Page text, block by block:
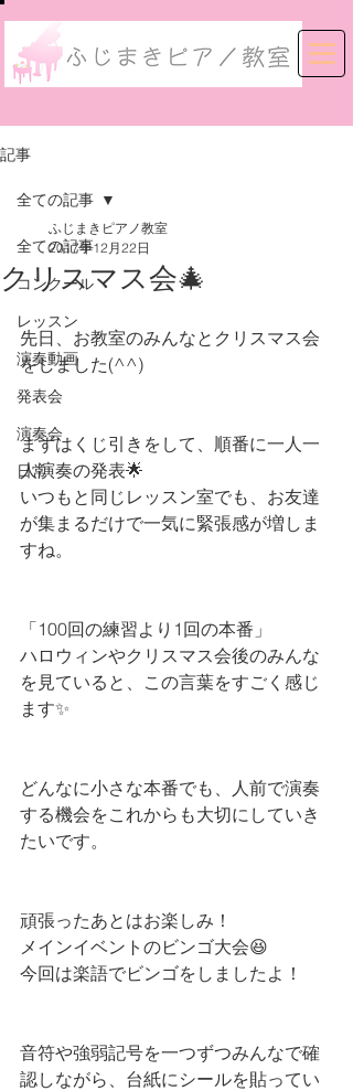
記事
全ての記事
コンクール
レッスン
演奏動画
発表会
演奏会
日常
全ての記事
クリスマス会🎄
ふじまきピアノ教室
2017年12月22日
先日、お教室のみんなとクリスマス会
をしました(^^)
まずはくじ引きをして、順番に一人一
人演奏の発表🌟
いつもと同じレッスン室でも、お友達
が集まるだけで一気に緊張感が増しま
すね。
「100回の練習より1回の本番」
ハロウィンやクリスマス会後のみんな
を見ていると、この言葉をすごく感じ
ます✨
どんなに小さな本番でも、人前で演奏
する機会をこれからも大切にしていき
たいです。
頑張ったあとはお楽しみ！
メインイベントのビンゴ大会😆
今回は楽語でビンゴをしましたよ！
音符や強弱記号を一つずつみんなで確
認しながら、台紙にシールを貼ってい